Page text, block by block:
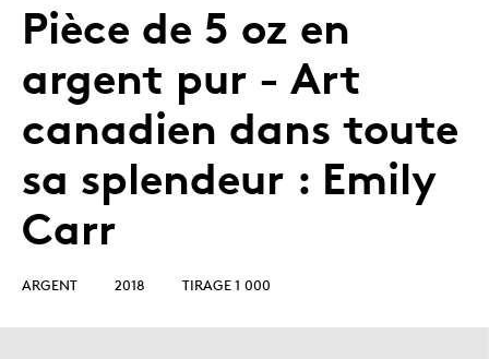
Pièce de 5 oz en
argent pur - Art
canadien dans toute
sa splendeur : Emily
Carr
ARGENT 2018 TIRAGE 1 000